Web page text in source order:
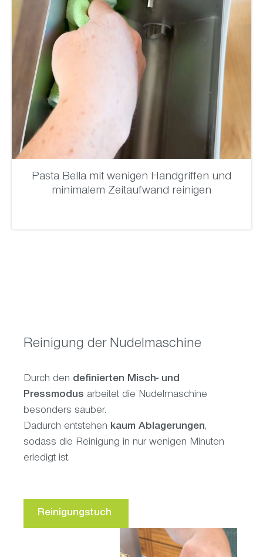
Pasta Bella mit wenigen Handgriffen und
minimalem Zeitaufwand reinigen
Reinigung der Nudelmaschine
Durch den definierten Misch- und
Pressmodus arbeitet die Nudelmaschine
besonders sauber.
Dadurch entstehen kaum Ablagerungen,
sodass die Reinigung in nur wenigen Minuten
erledigt ist.
Reinigungstuch